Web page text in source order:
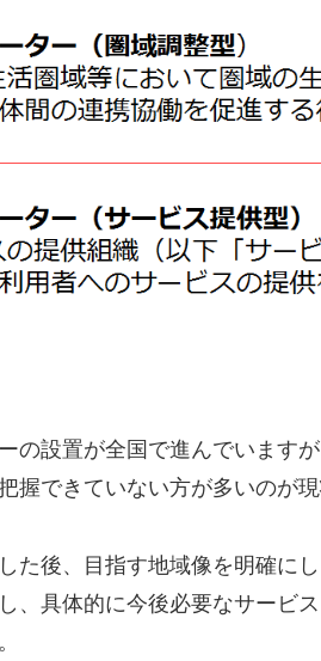
の設置が全国で進んでいます
握できていない方が多いのが
た後、目指す地域像を明確に
、具体的に今後必要なサービ